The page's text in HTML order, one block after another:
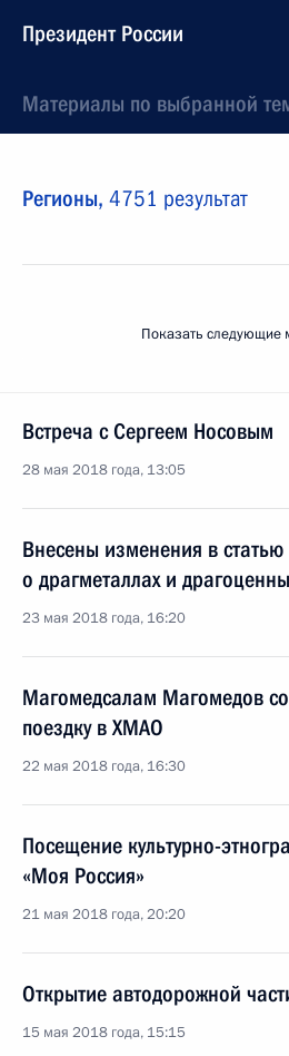
Президент России
Материалы по выбранной
Регионы, 4751 результат
Показать следующие
Встреча с Сергеем Носовым
28 мая 2018 года, 13:05
Внесены изменения в
о драгметаллах и
23 мая 2018 года, 16:20
Магомедсалам Магомедов
поездку в ХМАО
22 мая 2018 года, 16:30
Посещение культурно-
«Моя Россия»
21 мая 2018 года, 20:20
Открытие автодорожной
15 мая 2018 года, 15:15